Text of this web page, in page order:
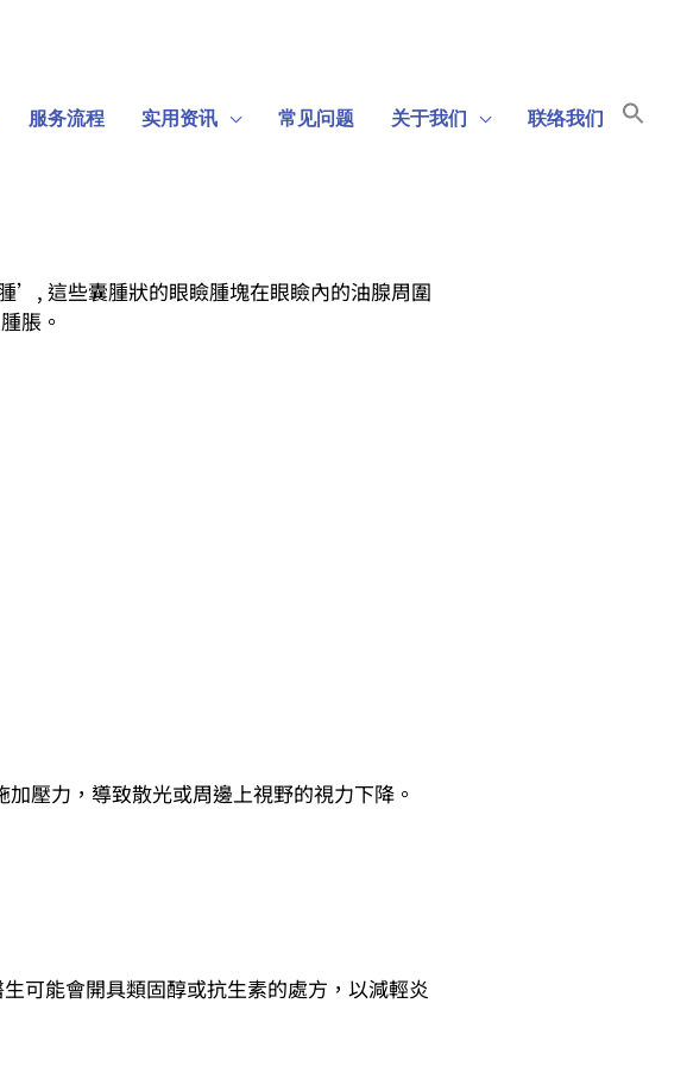
服务流程 实用资讯 常见问题 关于我们 联络我们
’, 這些囊腫狀的眼瞼腫塊在眼瞼內的油腺周圍
脹。
壓力，導致散光或周邊上視野的視力下降。
可能會開具類固醇或抗生素的處方，以減輕炎